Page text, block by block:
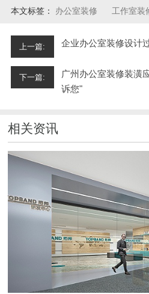
本文标签： 办公室装修 工作室装
上一篇: 企业办公室装修设计
下一篇:
广州办公室装修装潢
诉您"
相关资讯